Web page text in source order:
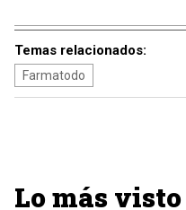
Temas relacionados:
Farmatodo
Lo más visto